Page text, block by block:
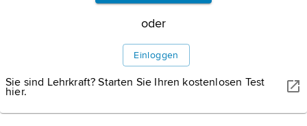
oder
Einloggen
Sie sind Lehrkraft? Starten Sie Ihren kostenlosen Test
hier.